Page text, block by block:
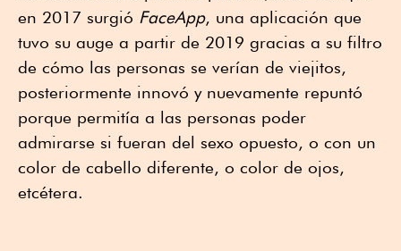
en 2017 surgió FaceApp, una aplicación que
tuvo su auge a partir de 2019 gracias a su filtro
de cómo las personas se verían de viejitos,
posteriormente innovó y nuevamente repuntó
porque permitía a las personas poder
admirarse si fueran del sexo opuesto, o con un
color de cabello diferente, o color de ojos,
etcétera.